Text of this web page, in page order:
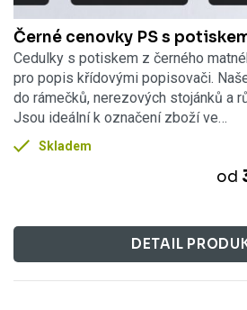
Černé cenovky PS s
Cedulky s potiskem z černého
pro popis křídovými popisovači.
do rámečků, nerezových stojánků a
Jsou ideální k označení zboží ve…
Skladem
od
DETAIL